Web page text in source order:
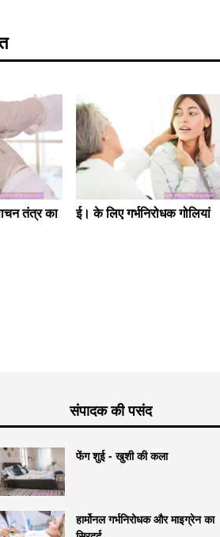
तंत्र का
ई। के लिए गर्भनिरोधक गोलियां
संपादक की पसंद
फेंग शुई - खुशी की कला
हार्मोनल गर्भनिरोधक और माइग्रेन का